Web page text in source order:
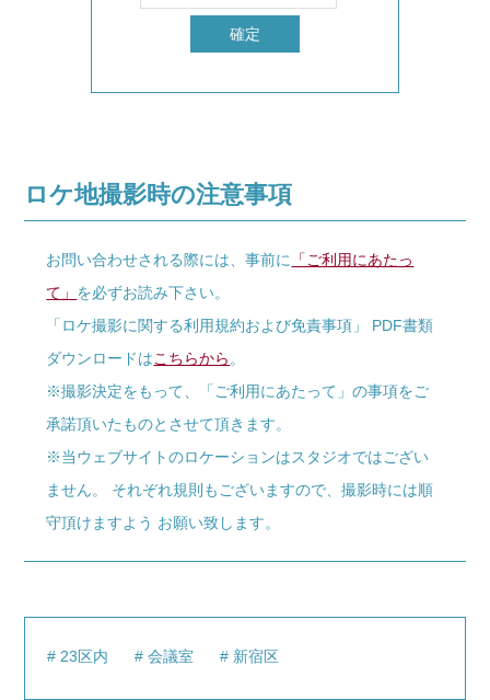
ロケ地撮影時の注意事項
お問い合わせされる際には、事前に 「ご利用にあたっ
て」 を必ずお読み下さい。
「ロケ撮影に関する利用規約および免責事項」 PDF書類
ダウンロードはこちらから。
※撮影決定をもって、「ご利用にあたって」の事項をご
承諾頂いたものとさせて頂きます。
※当ウェブサイトのロケーションはスタジオではござい
ません。 それぞれ規則もございますので、撮影時には順
守頂けますよう お願い致します。
23区内 会議室 新宿区